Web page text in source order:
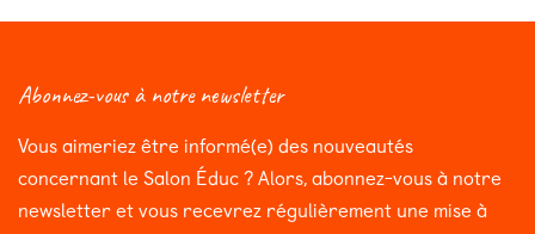
Abonnez-vous à notre newsletter
Vous aimeriez être informé(e) des nouveautés
concernant le Salon Éduc ? Alors, abonnez-vous à notre
newsletter et vous recevrez régulièrement une mise à